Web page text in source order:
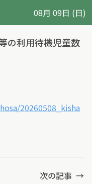
08月 09日 (日)
の利用待機児童数
20260508_kisha
次の記事 →